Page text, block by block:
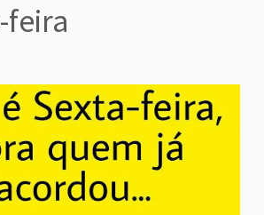
feira